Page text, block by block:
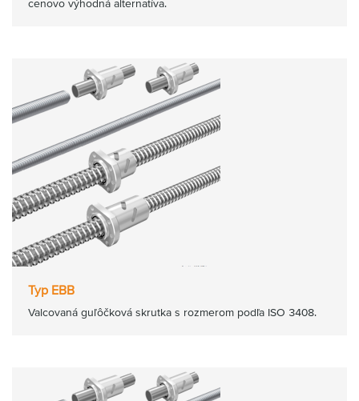
cenovo výhodná alternatíva.
Typ EBB
Valcovaná guľôčková skrutka s rozmerom podľa ISO 3408.